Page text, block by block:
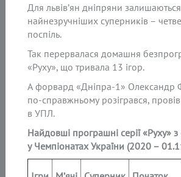
Для львів’ян дніпряни
найнезручніших суперників –
поспіль.
Так перервалася домашня
«Руху», що тривала 13 ігор.
А форвард «Дніпра-1» Олександр
по-справжньому розігрався,
в УПЛ.
Найдовші програшні серії «Руху»
у Чемпіонатах України (2020 –